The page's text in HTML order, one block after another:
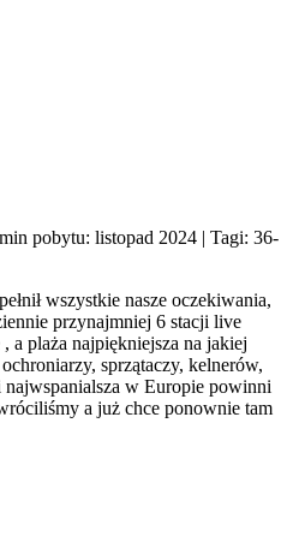
pobytu: listopad 2024 | Tagi: 36-
wszystkie nasze oczekiwania,
przynajmniej 6 stacji live
a plaża najpiękniejsza na jakiej
sprzątaczy, kelnerów,
najwspanialsza w Europie powinni
a już chce ponownie tam